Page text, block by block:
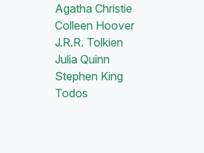
Agatha Christie
Colleen Hoover
J.R.R. Tolkien
Julia Quinn
Stephen King
Todos